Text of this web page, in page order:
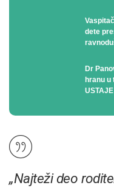
dete
Dr
hranu u
„Najteži deo